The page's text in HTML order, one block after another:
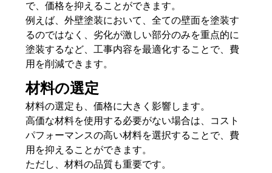
で、価格を抑えることができます。
例えば、外壁塗装において、全ての壁面を塗装す
るのではなく、劣化が激しい部分のみを重点的に
塗装するなど、工事内容を最適化することで、費
用を削減できます。
材料の選定
材料の選定も、価格に大きく影響します。
高価な材料を使用する必要がない場合は、コスト
パフォーマンスの高い材料を選択することで、費
用を抑えることができます。
ただし、材料の品質も重要です。